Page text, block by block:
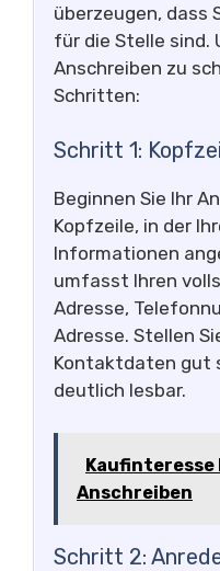
überzeugen, dass
für die Stelle sind.
Anschreiben zu
Schritten:
Schritt 1:
Beginnen Sie Ihr
Kopfzeile, in der
Informationen
umfasst Ihren
Adresse,
Adresse. Stellen
Kontaktdaten gut
deutlich lesbar.
Kaufinteresse
Anschreiben
Schritt 2: